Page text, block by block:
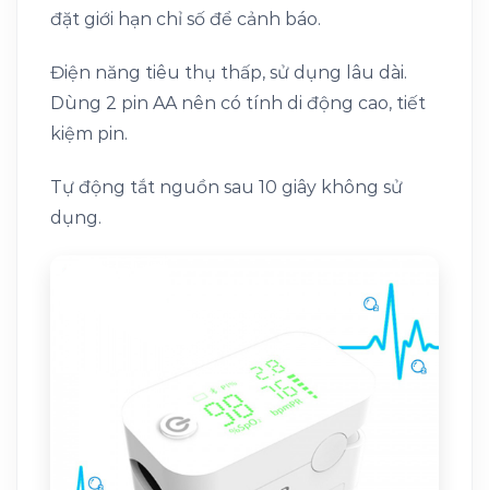
đặt giới hạn chỉ số để cảnh báo.
Điện năng tiêu thụ thấp, sử dụng lâu dài.
Dùng 2 pin AA nên có tính di động cao, tiết
kiệm pin.
Tự động tắt nguồn sau 10 giây không sử
dụng.